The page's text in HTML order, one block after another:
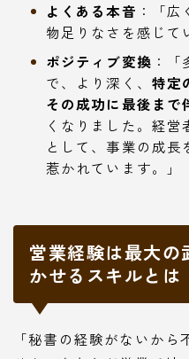
よくある本音 ：「
物足りなさを感じて
ポジティブ変換 ：
で、より深く、 特定
その成功に最後まで
くなりました。経
として、事業の成長
惹かれています。」
営業経験は最大の
かせるスキルとは
「秘書の経験がないか